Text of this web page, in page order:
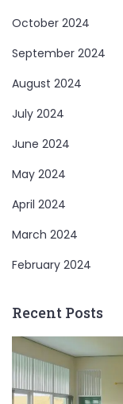
October 2024
September 2024
August 2024
July 2024
June 2024
May 2024
April 2024
March 2024
February 2024
Recent Posts